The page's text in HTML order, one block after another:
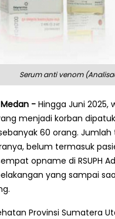
Serum anti venom
- Hingga Juni 2025,
menjadi korban
60 orang.
belum termasuk
opname di RSUPH
yang sampai
Provinsi Sumatera